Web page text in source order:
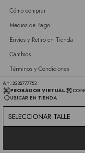
2332777753
PROBADOR VIRTUAL
UBICAR EN TIENDA
SELECCIONAR TALLE
Cómo comprar
Medios de Pago
Envíos y Retiro en Tienda
Cambios
Términos y Condiciones
GIFT CARD
Empresa
Sobre nosotros
Únete a nuestro equipo